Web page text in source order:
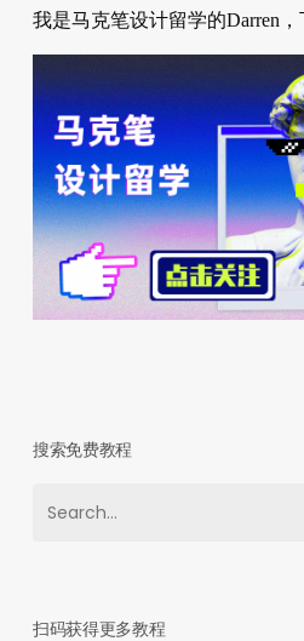
我是马克笔设计留学的Darren，
搜索免费教程
扫码获得更多教程